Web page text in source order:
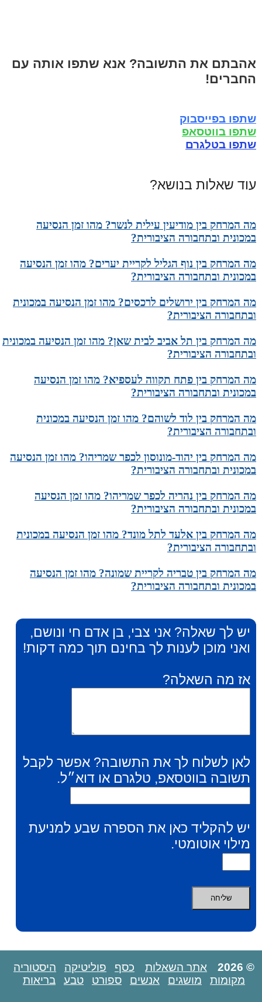
אהבתם את התשובה? אנא שתפו אותה עם
החברים!
שתפו בפייסבוק
שתפו בווטסאפ
שתפו בטלגרם
עוד שאלות בנושא?
מה המרחק בין מודיעין עילית לנשר? מהו זמן הנסיעה
במכונית ובתחבורה הציבורית?
מה המרחק בין נוף הגליל לקריית יערים? מהו זמן הנסיעה
במכונית ובתחבורה הציבורית?
מה המרחק בין ירושלים לרכסים? מהו זמן הנסיעה במכונית
ובתחבורה הציבורית?
מה המרחק בין תל אביב לבית שאן? מהו זמן הנסיעה במכונית
ובתחבורה הציבורית?
מה המרחק בין פתח תקווה לעספיא? מהו זמן הנסיעה
במכונית ובתחבורה הציבורית?
מה המרחק בין לוד לשוהם? מהו זמן הנסיעה במכונית
ובתחבורה הציבורית?
מה המרחק בין יהוד-מונוסון לכפר שמריהו? מהו זמן הנסיעה
במכונית ובתחבורה הציבורית?
מה המרחק בין נהריה לכפר שמריהו? מהו זמן הנסיעה
במכונית ובתחבורה הציבורית?
מה המרחק בין אלעד לתל מונד? מהו זמן הנסיעה במכונית
ובתחבורה הציבורית?
מה המרחק בין טבריה לקריית שמונה? מהו זמן הנסיעה
במכונית ובתחבורה הציבורית?
יש לך שאלה? אני צבי, בן אדם חי ונושם,
ואני מוכן לענות לך בחינם תוך כמה דקות!
אז מה השאלה?
לאן לשלוח לך את התשובה? אפשר לקבל
תשובה בווטסאפ, טלגרם או דוא״ל.
יש להקליד כאן את הספרה שבע למניעת
מילוי אוטומטי.
© 2026 אתר השאלות כסף פוליטיקה
היסטוריה
מקומות
מושגים אנשים ספורט טבע בריאות